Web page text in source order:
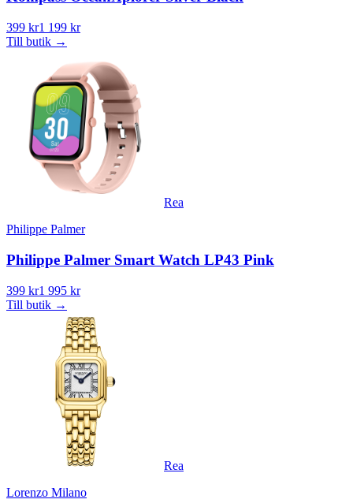
399 kr1 199 kr
Till butik →
Rea
Philippe Palmer
Philippe Palmer Smart Watch LP43 Pink
399 kr1 995 kr
Till butik →
Rea
Lorenzo Milano